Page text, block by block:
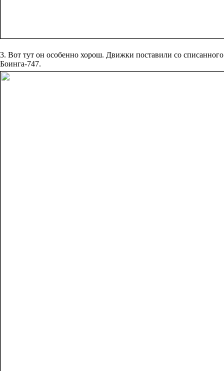
3. Вот тут он особенно хорош. Движки поставили со списанного
Боинга-747.